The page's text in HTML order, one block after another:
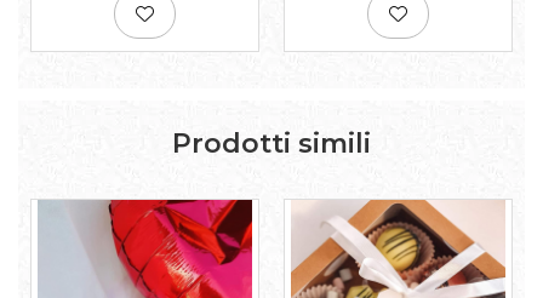
Prodotti simili